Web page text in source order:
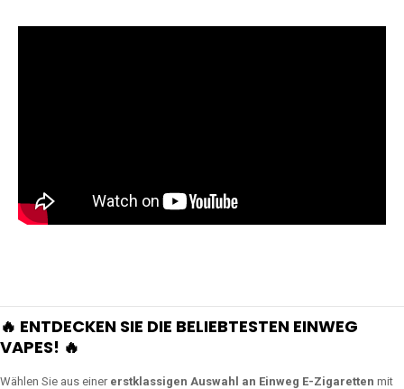
🔥 ENTDECKEN SIE DIE BELIEBTESTEN EINWEG
VAPES! 🔥
Wählen Sie aus einer erstklassigen Auswahl an Einweg E-Zigaretten mit